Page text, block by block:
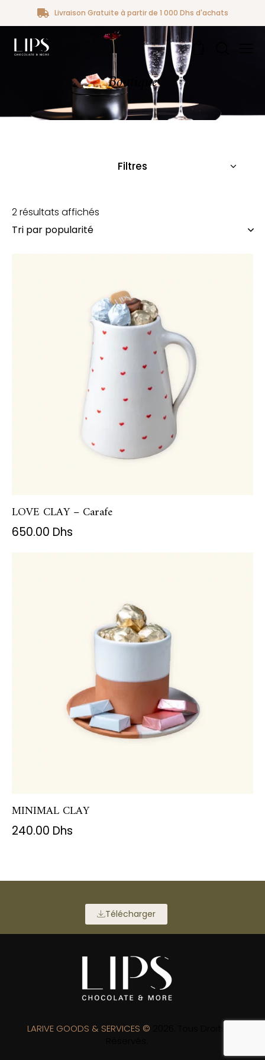
Livraison Gratuite à partir de 1 000 Dhs d'achats
Boutique
2 résultats affichés
LOVE CLAY – Carafe
650.00 Dhs
MINIMAL CLAY
240.00 Dhs
Filtres
Télécharger
LARIVE GOODS & SERVICES ©